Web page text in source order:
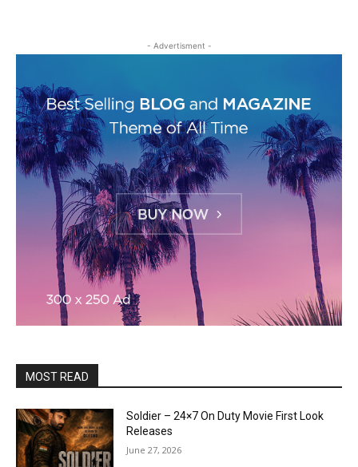
- Advertisment -
MOST READ
Soldier – 24×7 On Duty Movie First Look
Releases
June 27, 2026